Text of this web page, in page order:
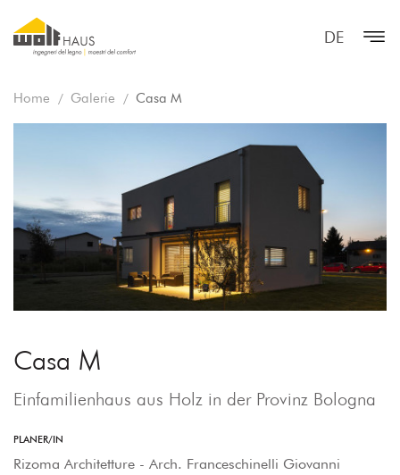
DE
Home Galerie Casa M
Casa M
Einfamilienhaus aus Holz in der Provinz Bologna
PLANER/IN
Rizoma Architetture - Arch. Franceschinelli Giovanni